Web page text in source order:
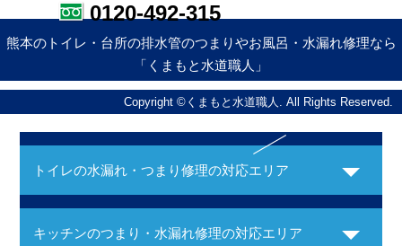
0120-492-315
熊本のトイレ・台所の排水管のつまりやお風呂・水漏れ修理なら
「くまもと水道職人」
Copyright ©くまもと水道職人. All Rights Reserved.
トイレの水漏れ・つまり修理の対応エリア
キッチンのつまり・水漏れ修理の対応エリア